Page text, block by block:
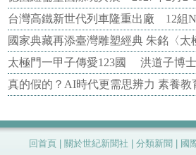
台灣高鐵新世代列車隆重出廠 12組
國家典藏再添臺灣雕塑經典 朱銘〈
太極門一甲子傳愛123國 洪道子博
真的假的？AI時代更需思辨力 素養
回首頁 關於世紀新聞社 分類新聞
國